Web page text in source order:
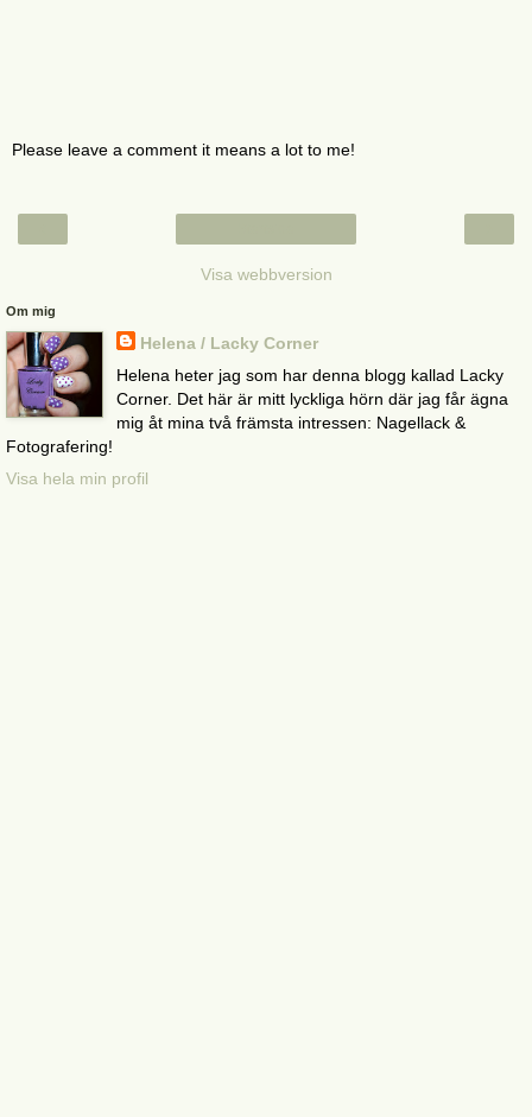
Please leave a comment it means a lot to me!
Visa webbversion
Om mig
Helena / Lacky Corner
Helena heter jag som har denna blogg kallad Lacky
Corner. Det här är mitt lyckliga hörn där jag får ägna
mig åt mina två främsta intressen: Nagellack &
Fotografering!
Visa hela min profil